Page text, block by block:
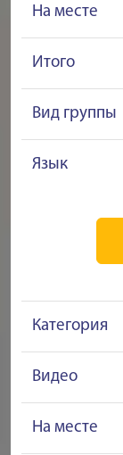
На месте
Итого
Вид группы
Язык
Категория
Видео
На месте